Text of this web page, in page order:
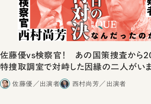
佐藤優vs検察官！ あの国策捜査から20
特捜取調室で対峙した因縁の二人がいま
合ったこと
佐藤優／出演者 西村尚芳／出演者